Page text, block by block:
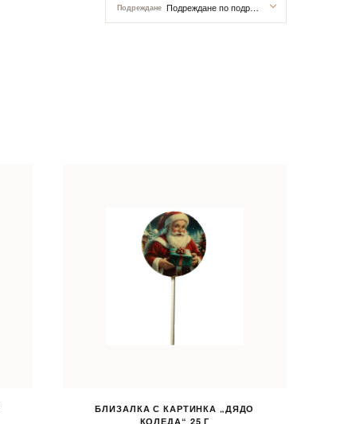
Подреждане Подреждане по подразбиране
БЛИЗАЛКА С КАРТИНКА „ДЯДО
КОЛЕДА“ 25 Г